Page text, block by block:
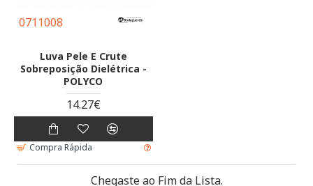
0711008
Luva Pele E Crute
Sobreposição Dielétrica -
POLYCO
14.27€
Compra Rápida
Chegaste ao Fim da Lista.